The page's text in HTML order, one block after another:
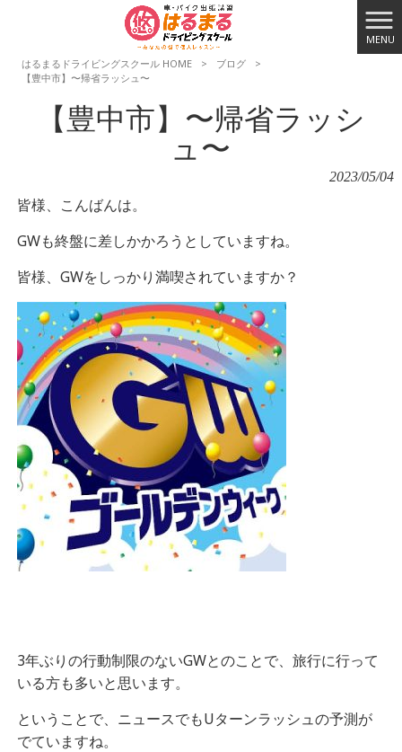
MENU
はるまるドライビングスクール HOME
> ブログ
>
【豊中市】〜帰省ラッシュ〜
【豊中市】〜帰省ラッシ
ュ〜
2023/05/04
皆様、こんばんは。
GWも終盤に差しかかろうとしていますね。
皆様、GWをしっかり満喫されていますか？
3年ぶりの行動制限のないGWとのことで、旅行に行って
いる方も多いと思います。
ということで、ニュースでもUターンラッシュの予測が
でていますね。